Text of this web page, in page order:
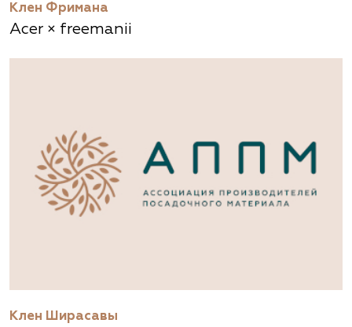
Клен Фримана
Acer × freemanii
Клен Ширасавы